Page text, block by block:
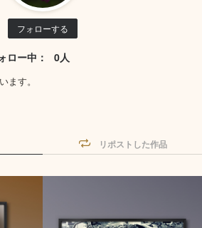
フォローする
ロー中： 0人
ます。
リポストした作品